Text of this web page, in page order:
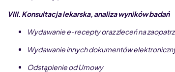
VIII. Konsultacja lekarska, analiza wyników badań
Wydawanie e-recepty oraz zleceń na
Wydawanie innych dokumentów
Odstąpienie od Umowy